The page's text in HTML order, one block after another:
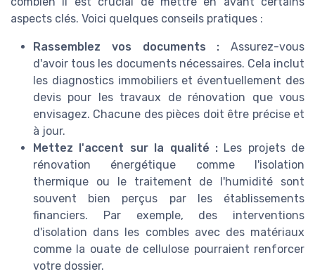
aspects clés. Voici quelques conseils pratiques :
Rassemblez vos documents : Assurez-vous
d'avoir tous les documents nécessaires. Cela inclut
les diagnostics immobiliers et éventuellement des
devis pour les travaux de rénovation que vous
envisagez. Chacune des pièces doit être précise et
à jour.
Mettez l'accent sur la qualité :Les projets de
rénovation énergétique comme l'isolation
thermique ou le traitement de l'humidité sont
souvent bien perçus par les établissements
financiers. Par exemple, des interventions
d'isolation dans les combles avec des matériaux
comme la ouate de cellulose pourraient renforcer
votre dossier.